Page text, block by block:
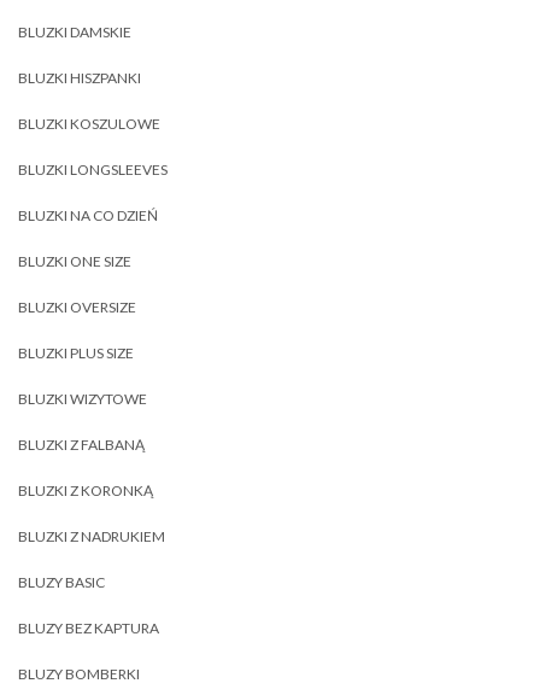
BLUZKI DAMSKIE
BLUZKI HISZPANKI
BLUZKI KOSZULOWE
BLUZKI LONGSLEEVES
BLUZKI NA CO DZIEŃ
BLUZKI ONE SIZE
BLUZKI OVERSIZE
BLUZKI PLUS SIZE
BLUZKI WIZYTOWE
BLUZKI Z FALBANĄ
BLUZKI Z KORONKĄ
BLUZKI Z NADRUKIEM
BLUZY BASIC
BLUZY BEZ KAPTURA
BLUZY BOMBERKI